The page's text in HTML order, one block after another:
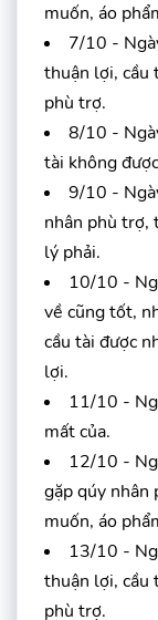
muốn, áo
7/10 -
thuận lợi, cầu
phù trợ.
8/10 -
tài không
9/10 -
nhân phù trợ,
lý phải.
10/10 -
về cũng tốt,
cầu tài được
lợi.
11/10 -
mất của.
12/10 -
gặp qúy nhân
muốn, áo
13/10 -
thuận lợi, cầu
phù trợ.